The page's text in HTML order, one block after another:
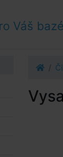
Váš